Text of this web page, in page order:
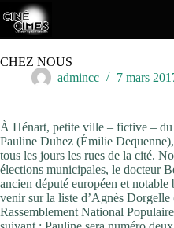
Passer
au
contenu
CHEZ NOUS
admincc
7 mars
À Hénart, petite ville – fictive –
Pauline Duhez (Émilie
tous les jours les rues de la cité.
élections municipales, le docteur
ancien député européen et
venir sur la liste d’Agnès
Rassemblement National